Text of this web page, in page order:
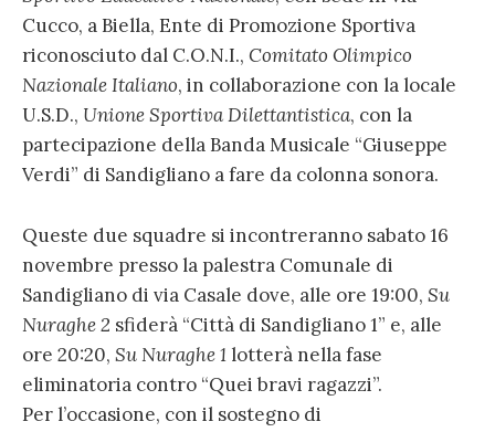
Cucco, a Biella, Ente di Promozione Sportiva
riconosciuto dal C.O.N.I., Comitato Olimpico
Nazionale Italiano, in collaborazione con la locale
U.S.D., Unione Sportiva Dilettantistica, con la
partecipazione della Banda Musicale “Giuseppe
Verdi” di Sandigliano a fare da colonna sonora.
Queste due squadre si incontreranno sabato 16
novembre presso la palestra Comunale di
Sandigliano di via Casale dove, alle ore 19:00, Su
Nuraghe 2 sfiderà “Città di Sandigliano 1” e, alle
ore 20:20, Su Nuraghe 1lotterà nella fase
eliminatoria contro “Quei bravi ragazzi”.
Per l’occasione, con il sostegno di